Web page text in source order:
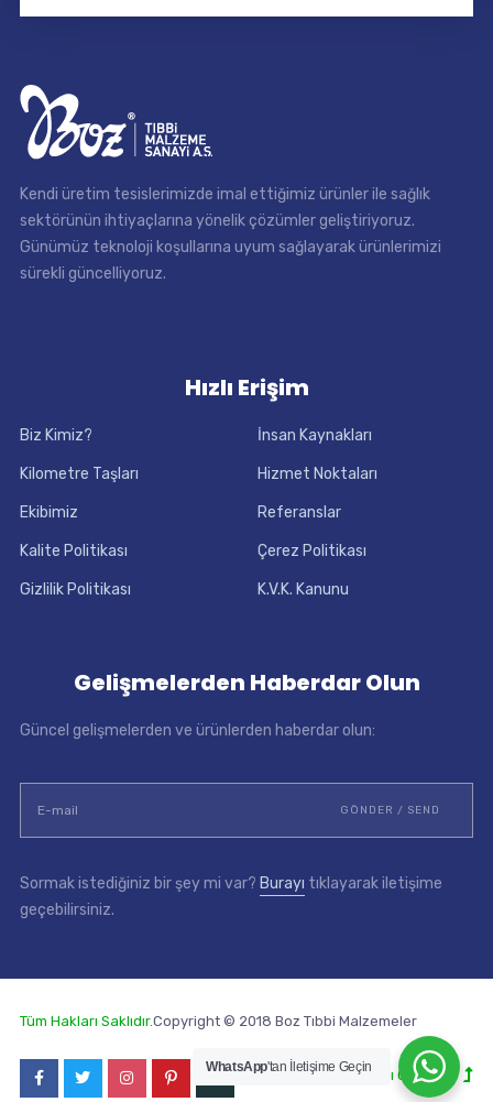
Kendi üretim tesislerimizde imal ettiğimiz ürünler ile sağlık
sektörünün ihtiyaçlarına yönelik çözümler geliştiriyoruz.
Günümüz teknoloji koşullarına uyum sağlayarak ürünlerimizi
sürekli güncelliyoruz.
Hızlı Erişim
Biz Kimiz? İnsan Kaynakları
Kilometre Taşları Hizmet Noktaları
Ekibimiz Referanslar
Kalite Politikası Çerez Politikası
Gizlilik Politikası K.V.K. Kanunu
Gelişmelerden Haberdar Olun
Güncel gelişmelerden ve ürünlerden haberdar olun:
Sormak istediğiniz bir şey mi var? Burayı tıklayarak iletişime
geçebilirsiniz.
Tüm Hakları Saklıdır.Copyright © 2018 Boz Tıbbi Malzemeler
Yukarı Geri Dön
WhatsApp'tan İletişime Geçin